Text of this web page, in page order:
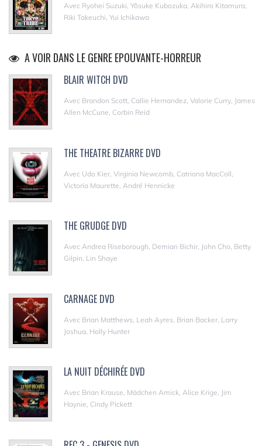
Avec Ryohei Suzuki, Yôsuke Kubozuka, Akihiro Kitamura,
Riki Takeuchi, Yui Ichikawa
A VOIR DANS LE GENRE EPOUVANTE-HORREUR
BLAIR WITCH DVD
Avec Brandon Scott, Callie Hernandez, Valorie Curry, James
Allen McCune, Corbin Reid
THE THEATRE BIZARRE DVD
Avec Udo Kier, Virginia Newcomb, Catriona MacColl,
Victoria Maurette, André Hennicke
THE GRUDGE DVD
Avec Andrea Riseborough, Demian Bichir, John Cho, Betty
Gilpin, Lin Shaye
CARNAGE DVD
Avec Brian Matthews, Leah Ayres, Brian Backer, Larry
Joshua, Holly Hunter
LA NUIT DÉCHIRÉE DVD
Avec Brian Krause, Mädchen Amick, Alice Krige, Jim
Haynie, Cindy Pickett